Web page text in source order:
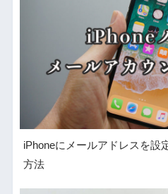
iPhoneにメールアドレスを設
方法